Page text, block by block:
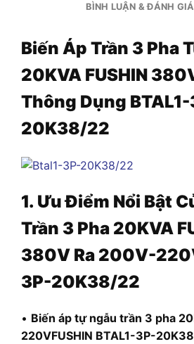
BÌNH LUẬN & ĐÁNH GIÁ
Biến Áp Trần 3 Pha
20KVA FUSHIN
Thông Dụng
20K38/22
1. Ưu Điểm Nổi Bật
Trần 3 Pha 20KVA
380V Ra 200V-
3P-20K38/22
• Biến áp tự ngẫu trần 3 pha
220VFUSHIN BTAL1-3P-